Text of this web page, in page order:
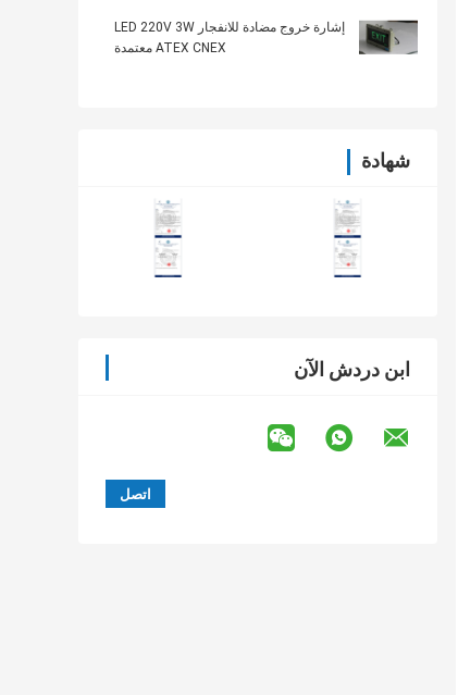
إشارة خروج مضادة للانفجار LED 220V 3W
ATEX CNEX معتمدة
شهادة
ابن دردش الآن